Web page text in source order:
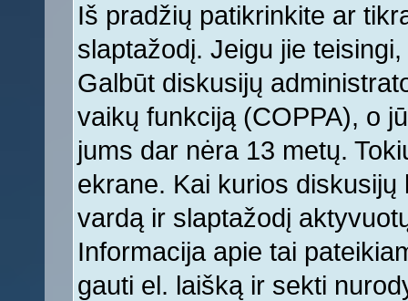
Iš pradžių patikrinkite ar
slaptažodį. Jeigu jie
Galbūt diskusijų
vaikų funkciją (COPPA), o
jums dar nėra 13 metų.
ekrane. Kai kurios
vardą ir slaptažodį
Informacija apie tai
gauti el. laišką ir sekti